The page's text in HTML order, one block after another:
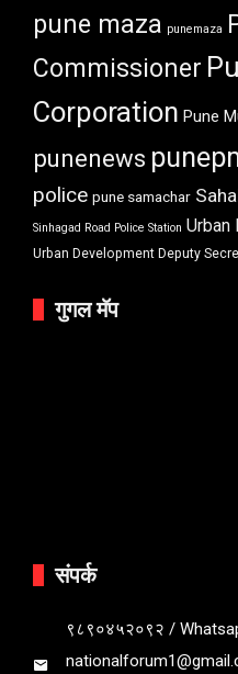
pune maza punemaza
Commissioner
Corporation Pune
punenews
police pune samachar
Sinhagad Road Police Station Urban
Urban Development Deputy
गुगल मॅप
संपर्क
९८९०४५२०९२ /